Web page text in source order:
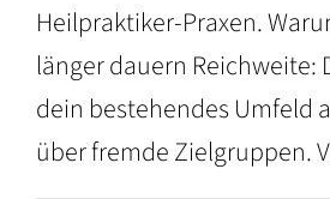
Heilpraktiker-Praxen.
länger dauern Reichweite:
dein bestehendes Umfeld
über fremde Zielgruppen.